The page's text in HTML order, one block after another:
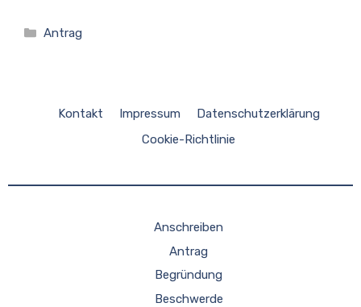
Kategorien
Antrag
Kontakt Impressum
Datenschutzerklärung
Cookie-Richtlinie
Anschreiben
Antrag
Begründung
Beschwerde